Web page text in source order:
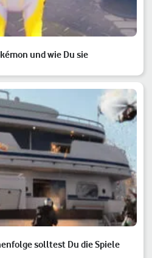
und wie Du sie
solltest Du die Spiele